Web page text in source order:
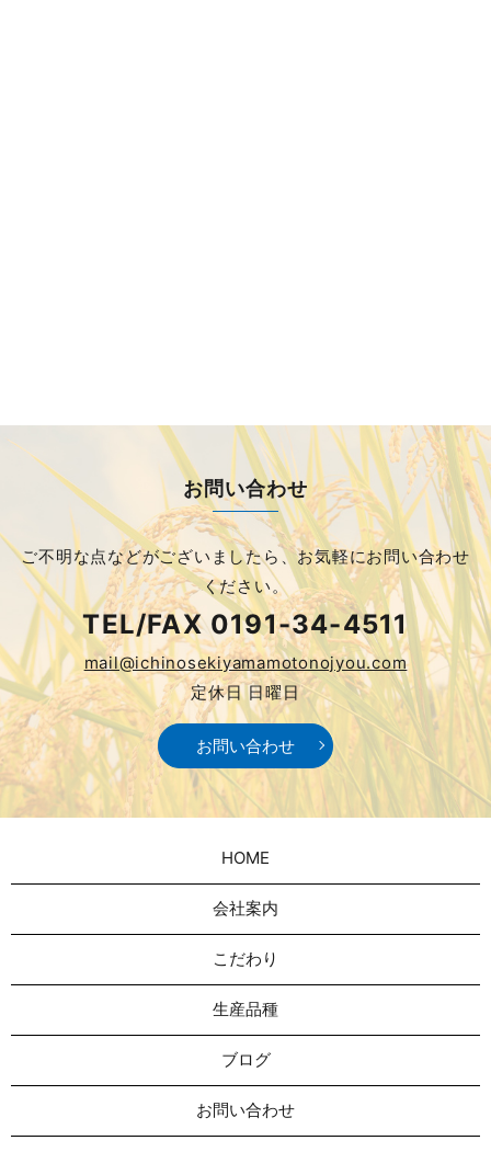
お問い合わせ
ご不明な点などがございましたら、お気軽にお問い合わせ
ください。
TEL/FAX 0191-34-4511
mail@ichinosekiyamamotonojyou.com
定休日 日曜日
お問い合わせ
HOME
会社案内
こだわり
生産品種
ブログ
お問い合わせ